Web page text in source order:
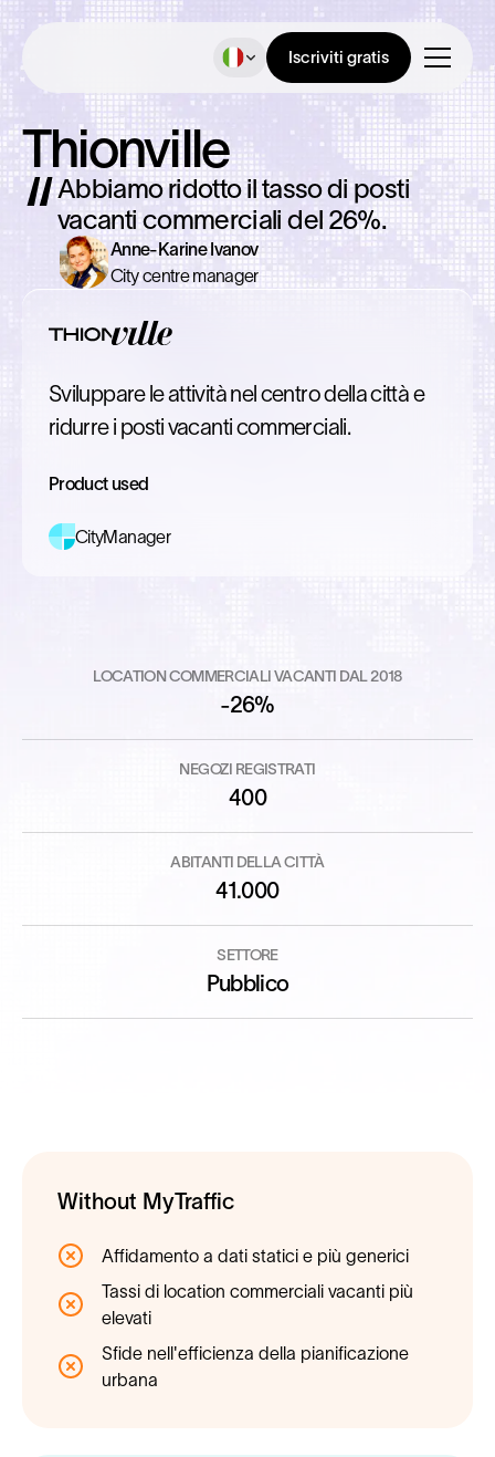
Iscriviti gratis
Thionville
Abbiamo ridotto il tasso di posti
vacanti commerciali del 26%.
Anne-Karine Ivanov
City centre manager
Sviluppare le attività nel centro della città e
ridurre i posti vacanti commerciali.
Product used
CityManager
LOCATION COMMERCIALI VACANTI DAL 2018
-26%
NEGOZI REGISTRATI
400
ABITANTI DELLA CITTÀ
41.000
SETTORE
Pubblico
Without MyTraffic
Affidamento a dati statici e più generici
Tassi di location commerciali vacanti più
elevati
Sfide nell'efficienza della pianificazione
urbana